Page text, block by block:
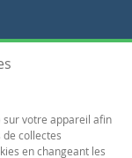
sur votre appareil afin
de collectes
en changeant les